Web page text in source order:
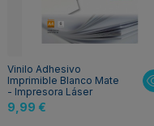
Vinilo Adhesivo
Imprimible Blanco Mate
- Impresora Láser
9,99 €